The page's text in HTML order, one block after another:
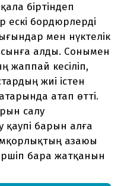
біртіндеп
ескі бордюрлерді
мен нүктелік
сынға алды. Сонымен
жаппай кесіліп,
жиі істен
атап өтті.
салу
барын алға
азаюы
бара жатқанын